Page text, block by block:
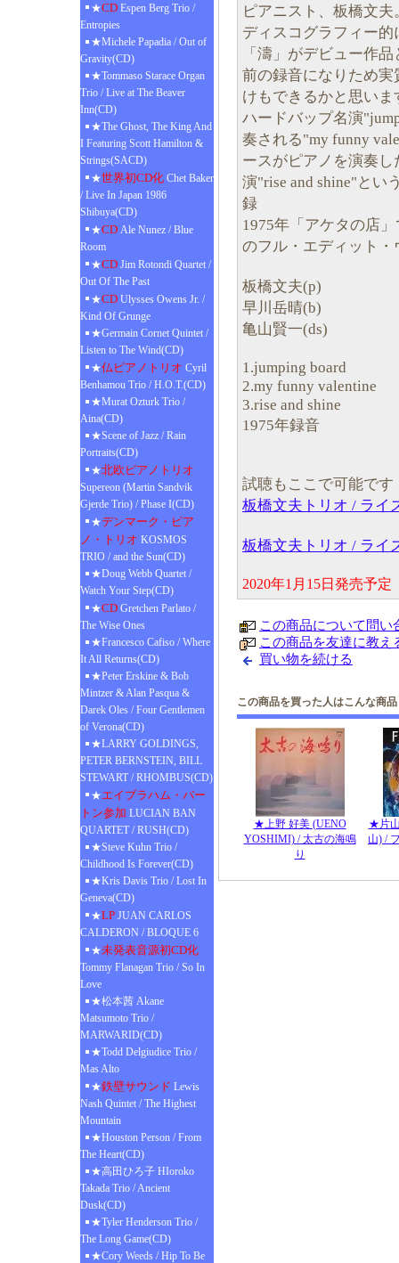
★CD Espen Berg Trio /
Entropies
★Michele Papadia / Out of
Gravity(CD)
★Tommaso Starace Organ
Trio / Live at The Beaver
Inn(CD)
★The Ghost, The King And
I Featuring Scott Hamilton &
Strings(SACD)
★世界初CD化 Chet Baker
/ Live In Japan 1986
Shibuya(CD)
★CD Ale Nunez / Blue
Room
★CD Jim Rotondi Quartet /
Out Of The Past
★CD Ulysses Owens Jr. /
Kind Of Grunge
★Germain Cornet Quintet /
Listen to The Wind(CD)
★仏ピアノトリオ Cyril
Benhamou Trio / H.O.T.(CD)
★Murat Ozturk Trio /
Aina(CD)
★Scene of Jazz / Rain
Portraits(CD)
★北欧ピアノトリオ
Supereon (Martin Sandvik
Gjerde Trio) / Phase I(CD)
★デンマーク・ピア
ノ・トリオ KOSMOS
TRIO / and the Sun(CD)
★Doug Webb Quartet /
Watch Your Step(CD)
★CD Gretchen Parlato /
The Wise Ones
★Francesco Cafiso / Where
It All Returns(CD)
★Peter Erskine & Bob
Mintzer & Alan Pasqua &
Darek Oles / Four Gentlemen
of Verona(CD)
★LARRY GOLDINGS,
PETER BERNSTEIN, BILL
STEWART / RHOMBUS(CD)
★エイブラハム・バー
トン参加 LUCIAN BAN
QUARTET / RUSH(CD)
★Steve Kuhn Trio /
Childhood Is Forever(CD)
★Kris Davis Trio / Lost In
Geneva(CD)
★LP JUAN CARLOS
CALDERON / BLOQUE 6
★未発表音源初CD化
Tommy Flanagan Trio / So In
Love
★松本茜 Akane
Matsumoto Trio /
MARWARID(CD)
★Todd Delgiudice Trio /
Mas Alto
★鉄壁サウンド Lewis
Nash Quintet / The Highest
Mountain
★Houston Person / From
The Heart(CD)
★高田ひろ子 HIoroko
Takada Trio / Ancient
Dusk(CD)
★Tyler Henderson Trio /
The Long Game(CD)
★Cory Weeds / Hip To Be
ピアニスト、板橋文夫
ディスコグラフィー
「濤」がデビュー作
前の録音になりため
けもできるかと思いま
ハードバップ名演
奏される"my funny
ースがピアノを演奏
演"rise and shine"とい
録
1975年「アケタの店
のフル・エディット・
板橋文夫(p)
早川岳晴(b)
亀山賢一(ds)
1.jumping board
2.my funny valentine
3.rise and shine
1975年録音
試聴もここで可能です
板橋文夫トリオ / ライ
板橋文夫トリオ / ライ
2020年1月15日発売予
この商品について問い
この商品を友達に教え
買い物を続ける
この商品を買った人はこんな商
★上野 好美 (UENO
YOSHIMI) / 太古の海鳴
り
★片
山) /